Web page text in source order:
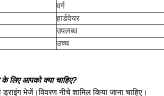
वर्ग
हार्डवेयर
उपलब्ध
उच्च
लिए आपको क्या चाहिए?
भेजें।विवरण नीचे शामिल किया जाना चाहिए।